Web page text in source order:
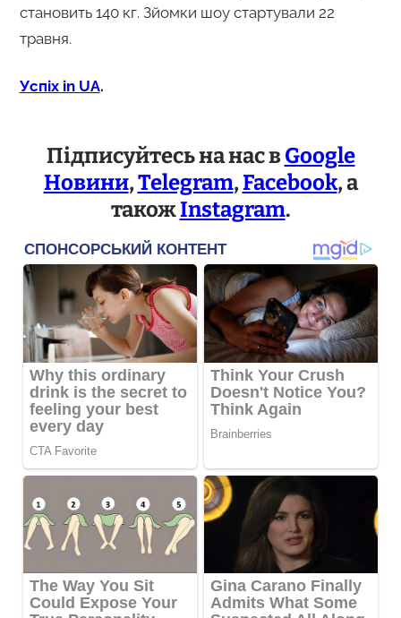
становить 140 кг. Зйомки шоу стартували 22
травня.
Успіх in UA.
Підписуйтесь на нас вGoogle
Новини,Telegram,Facebook, а
такожInstagram.